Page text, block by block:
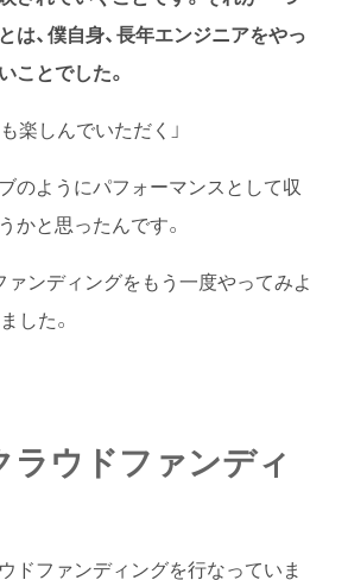
は、僕自身、長年エンジニアをやっ
ことでした。
楽しんでいただく」
のようにパフォーマンスとして収
かと思ったんです。
ァンディングをもう一度やってみよ
した。
ラウドファンディ
ドファンディングを行なっていま